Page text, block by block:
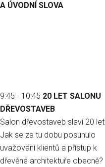
A ÚVODNÍ SLOVA
9:45 - 10:45 20 LET SALONU
DŘEVOSTAVEB
Salon dřevostaveb slaví 20 let.
Jak se za tu dobu posunulo
uvažování klientů a přístup k
dřevěné architektuře obecně?